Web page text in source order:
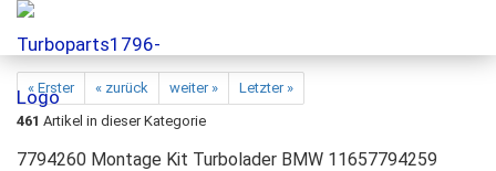
« Erster « zurück weiter »
Letzter »
461 Artikel in dieser Kategorie
7794260 Montage Kit Turbolader BMW 11657794259